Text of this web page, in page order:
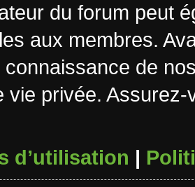
du forum peut
aux membres.
connaissance de
vie privée.
d’utilisation |